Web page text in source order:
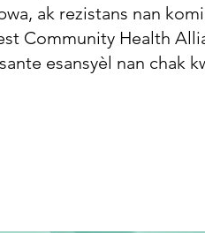
ak rezistans nan
Community Health
esansyèl nan chak